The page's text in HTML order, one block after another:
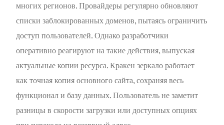
многих регионов. Провайдеры регулярно обновляют
списки заблокированных доменов, пытаясь ограничить
доступ пользователей. Однако разработчики
оперативно реагируют на такие действия, выпуская
актуальные копии ресурса. Кракен зеркало работает
как точная копия основного сайта, сохраняя весь
функционал и базу данных. Пользователь не заметит
разницы в скорости загрузки или доступных опциях